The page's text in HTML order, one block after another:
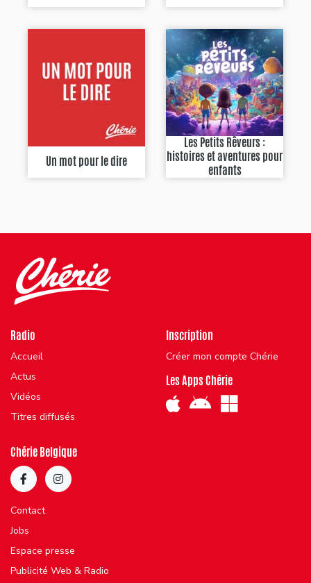
Un mot pour le dire
Les Petits Rêveurs :
histoires et aventures pour
enfants
Radio
Accueil
Actus
Vidéos
Titres diffusés
Inscription
Créer mon compte Chérie
Les Apps Chérie
Chérie Belgique
Contact
Jobs
Espace presse
Publicité Web & Radio